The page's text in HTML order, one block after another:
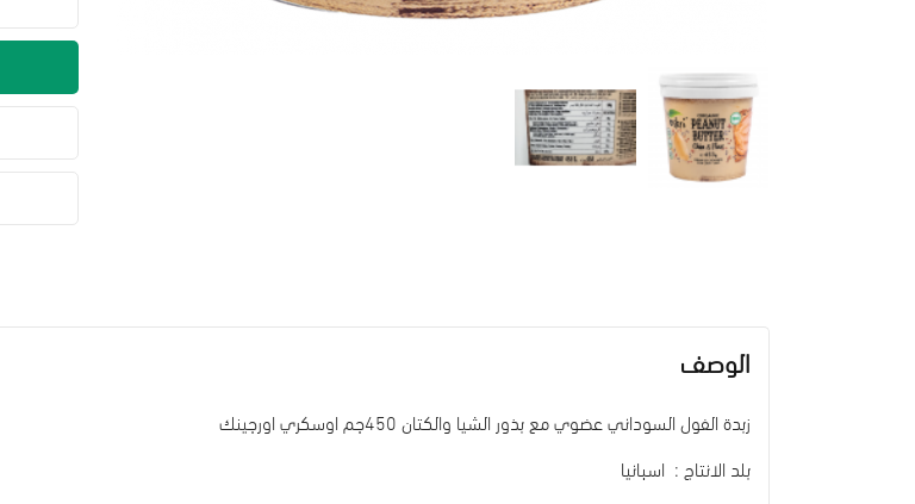
الوصف
زبدة الفول السوداني عضوي مع بذور الشيا والكتان 450جم اوسكري اورجينك
بلد الانتاج : اسبانيا